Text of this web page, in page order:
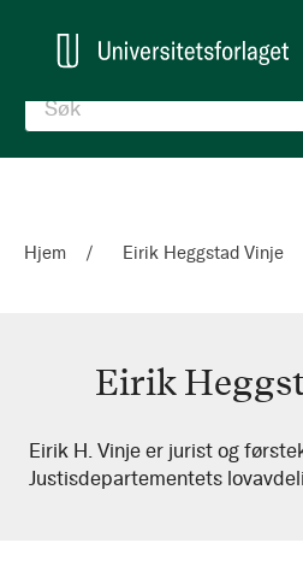
Hjem Eirik Heggstad Vinje
Eirik
Eirik
Heggstad
Eirik H. Vinje er jurist og
Justisdepartementets